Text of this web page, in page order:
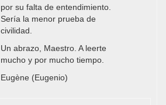
por su falta de entendimiento.
Sería la menor prueba de
civilidad.
Un abrazo, Maestro. A leerte
mucho y por mucho tiempo.
Eugène (Eugenio)